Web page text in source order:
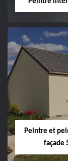
Peintre
Peintre et
façade